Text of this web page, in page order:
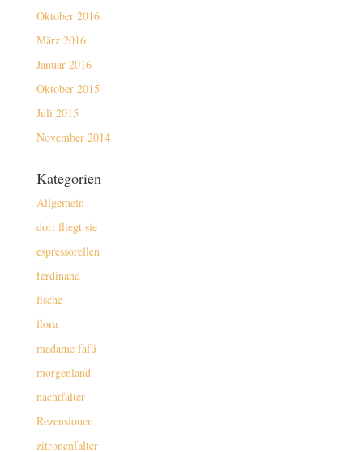
Oktober 2016
März 2016
Januar 2016
Oktober 2015
Juli 2015
November 2014
Kategorien
Allgemein
dort fliegt sie
espressorellen
ferdinand
fische
flora
madame fafü
morgenland
nachtfalter
Rezensionen
zitronenfalter